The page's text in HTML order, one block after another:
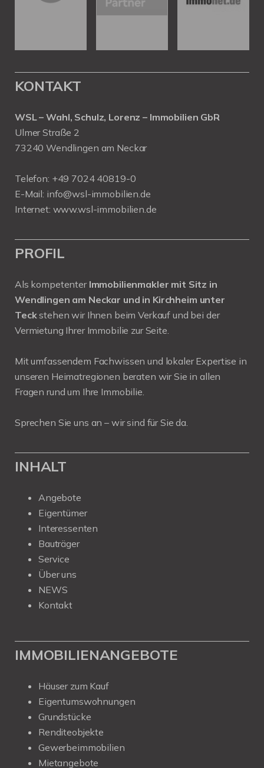
KONTAKT
WSL – Wahl, Schulz, Lorenz – Immobilien GbR
Ulmer Straße 2
73240 Wendlingen am Neckar
Telefon: +49 7024 40819-0
E-Mail: info@wsl-immobilien.de
Internet: www.wsl-immobilien.de
PROFIL
Als kompetenter Immobilienmakler mit Sitz in
Wendlingen am Neckar und in Kirchheim unter
Teckstehen wir Ihnen beim Verkauf und bei der
Vermietung Ihrer Immobilie zur Seite.
Mit umfassendem Fachwissen und lokaler Expertise in
unseren Heimatregionen beraten wir Sie in allen
Fragen rund um Ihre Immobilie.
Sprechen Sie uns an – wir sind für Sie da.
INHALT
Angebote
Eigentümer
Interessenten
Bauträger
Service
Über uns
NEWS
Kontakt
IMMOBILIENANGEBOTE
Häuser zum Kauf
Eigentumswohnungen
Grundstücke
Renditeobjekte
Gewerbeimmobilien
Mietangebote